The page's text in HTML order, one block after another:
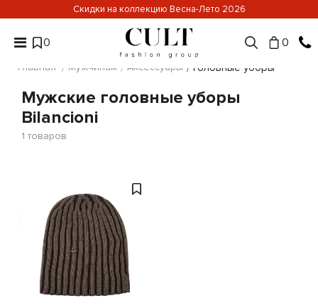
Скидки на коллекцию Весна-Лето 2026
0 0
Главная Мужчинам Аксессуары Головные уборы
Мужские головные уборы
Bilancioni
1 товаров